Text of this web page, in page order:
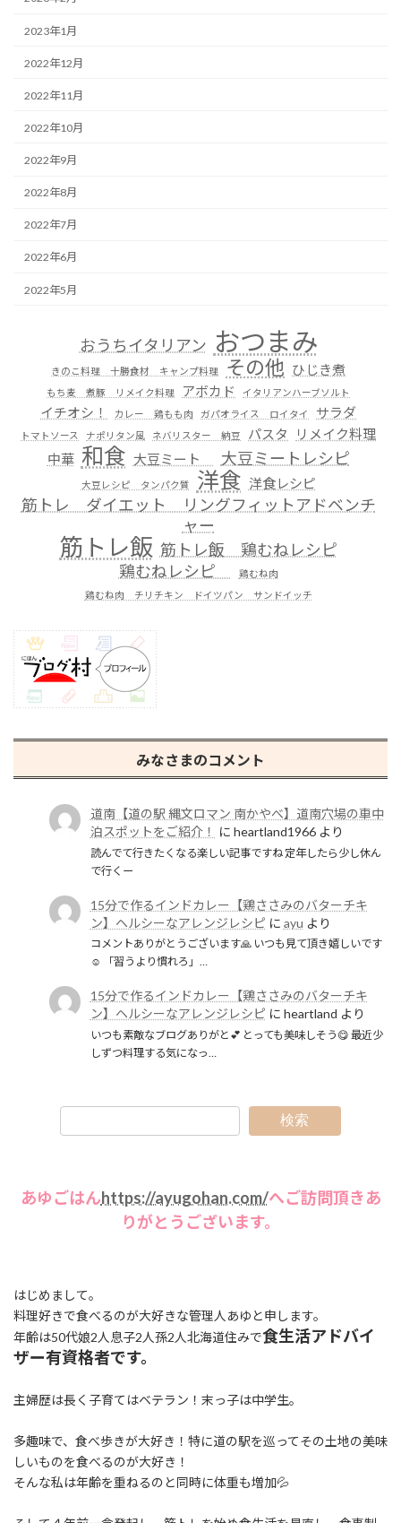
2023年1月
2022年12月
2022年11月
2022年10月
2022年9月
2022年8月
2022年7月
2022年6月
2022年5月
おうちイタリアン おつまみ
きのこ料理 十勝食材 キャンプ料理 その他 ひじき煮
もち麦 煮豚 リメイク料理 アボカド イタリアンハーブソルト
イチオシ！ カレー 鶏もも肉 ガパオライス ロイタイ サラダ
トマトソース ナポリタン風 ネバリスター 納豆 パスタ
リメイク料理
中華 和食 大豆ミート 大豆ミートレシピ
大豆レシピ タンパク質 洋食 洋食レシピ
筋トレ ダイエット リングフィットアドベンチ
ャー
筋トレ飯 筋トレ飯 鶏むねレシピ
鶏むねレシピ
鶏むね肉
鶏むね肉 チリチキン ドイツパン サンドイッチ
みなさまのコメント
道南【道の駅 縄文ロマン 南かやべ】道南穴場の車中
泊スポットをご紹介！
に heartland1966より
読んでて行きたくなる楽しい記事ですね 定年したら少し休ん
で行くー
15分で作るインドカレー【鶏ささみのバターチキ
ン】ヘルシーなアレンジレシピ に ayu より
コメントありがとうございます🙏 いつも見て頂き嬉しいです
☺️ 「習うより慣れろ」…
15分で作るインドカレー【鶏ささみのバターチキ
ン】ヘルシーなアレンジレシピ に heartland より
いつも素敵なブログありがと💕 とっても美味しそう😋 最近少
しずつ料理する気になっ…
検索
あゆごはんhttps://ayugohan.com/へご訪問頂きあ
りがとうございます。
はじめまして。
料理好きで食べるのが大好きな管理人あゆと申します。
年齢は50代娘2人息子2人孫2人北海道住みで食生活アドバイ
ザー有資格者です。
主婦歴は長く子育てはベテラン！末っ子は中学生。
多趣味で、食べ歩きが大好き！特に道の駅を巡ってその土地の美味
しいものを食べるのが大好き！
そんな私は年齢を重ねるのと同時に体重も増加💦